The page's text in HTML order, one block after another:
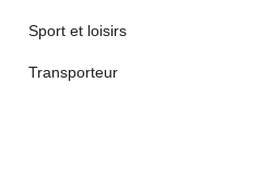
Sport et loisirs
Transporteur